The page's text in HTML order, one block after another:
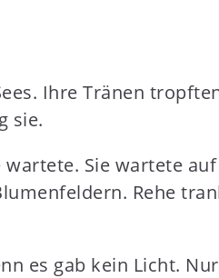
Ihre Tränen
sie.
Sie wartete
Rehe
es gab kein Licht.